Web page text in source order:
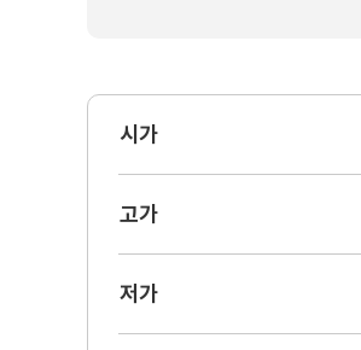
시가
고가
저가